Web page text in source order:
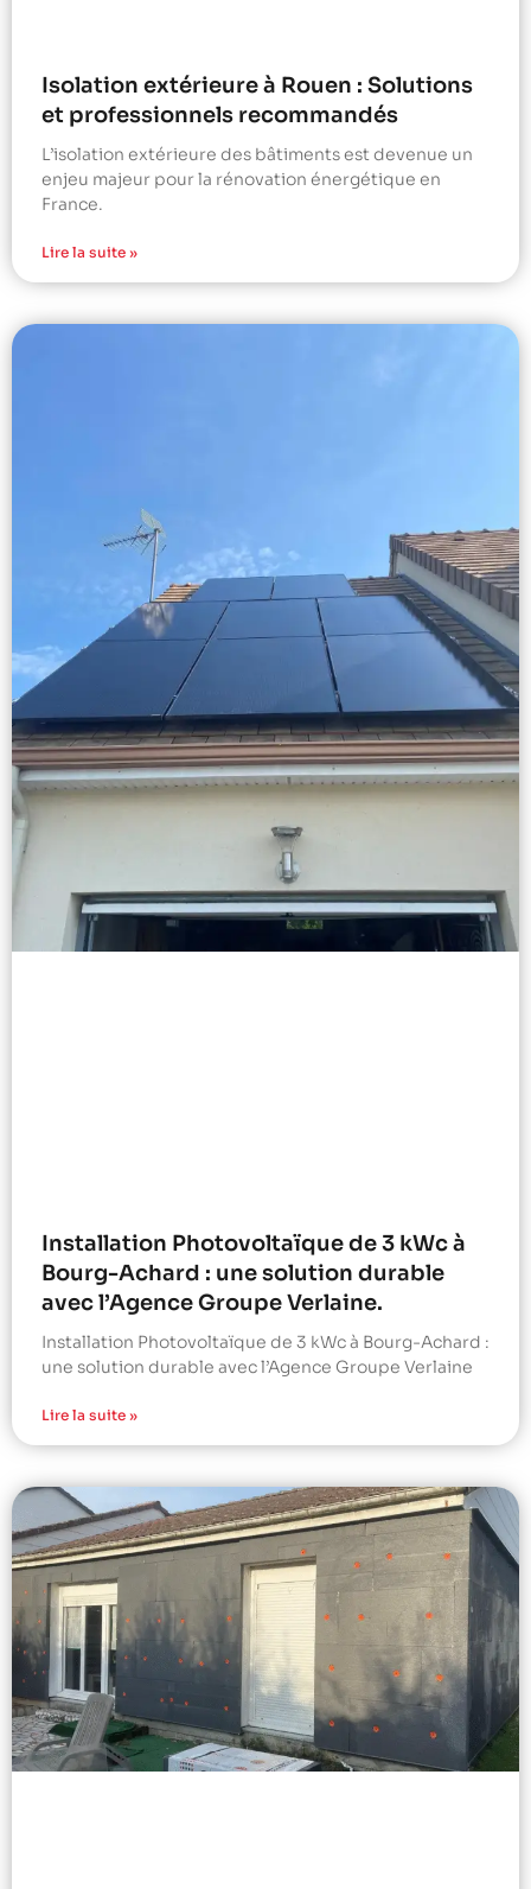
Isolation extérieure à Rouen : Solutions
et professionnels recommandés
L’isolation extérieure des bâtiments est devenue un
enjeu majeur pour la rénovation énergétique en
France.
Lire la suite »
Installation Photovoltaïque de 3 kWc à
Bourg-Achard : une solution durable
avec l’Agence Groupe Verlaine.
Installation Photovoltaïque de 3 kWc à Bourg-Achard :
une solution durable avec l’Agence Groupe Verlaine
Lire la suite »